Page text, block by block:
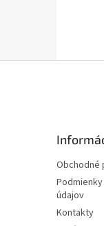
Obchodné
údajov
Kontakty